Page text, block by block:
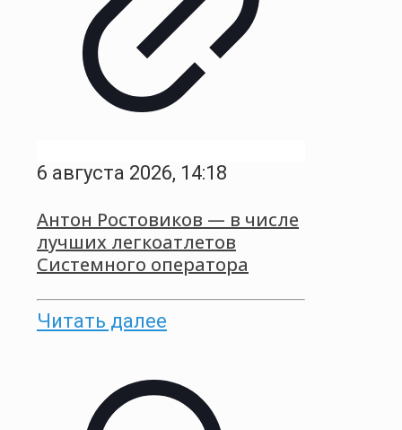
6 августа 2026, 14:18
Антон Ростовиков — в числе
лучших легкоатлетов
Системного оператора
Читать далее